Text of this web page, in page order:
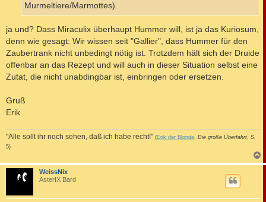
Murmeltiere/Marmottes).
ja und? Dass Miraculix überhaupt Hummer will, ist ja das Kuriosum,
denn wie gesagt: Wir wissen seit "Gallier", dass Hummer für den
Zaubertrank nicht unbedingt nötig ist. Trotzdem hält sich der Druide
offenbar an das Rezept und will auch in dieser Situation selbst eine
Zutat, die nicht unabdingbar ist, einbringen oder ersetzen.
Gruß
Erik
"Alle sollt ihr noch sehen, daß ich habe recht!" (Erik der Blonde Die große Überfahrt , S.
5)
a
WeissNix
AsterIX Bard